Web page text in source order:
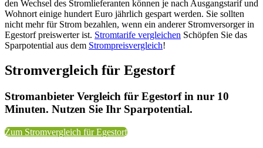
den Wechsel des Stromlieferanten können je nach Ausgangstarif und
Wohnort einige hundert Euro jährlich gespart werden. Sie sollten
nicht mehr für Strom bezahlen, wenn ein anderer Stromversorger in
Egestorf preiswerter ist. Stromtarife vergleichen Schöpfen Sie das
Sparpotential aus dem Strompreisvergleich!
Stromvergleich für Egestorf
Stromanbieter Vergleich für Egestorf in nur 10
Minuten. Nutzen Sie Ihr Sparpotential.
Zum Stromvergleich für Egestorf